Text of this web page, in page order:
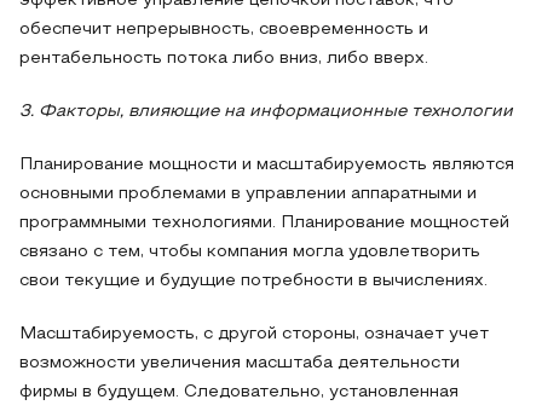
обеспечит непрерывность, своевременность и
рентабельность потока либо вниз, либо вверх.
3. Факторы, влияющие на информационные технологии
Планирование мощности и масштабируемость являются
основными проблемами в управлении аппаратными и
программными технологиями. Планирование мощностей
связано с тем, чтобы компания могла удовлетворить
свои текущие и будущие потребности в вычислениях.
Масштабируемость, с другой стороны, означает учет
возможности увеличения масштаба деятельности
фирмы в будущем. Следовательно, установленная